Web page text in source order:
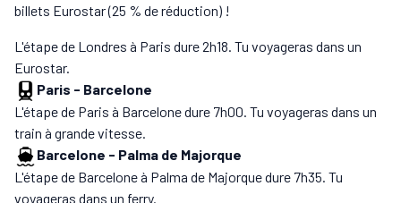
billets Eurostar (25 % de réduction) !
L'étape de Londres à Paris dure 2h18. Tu voyageras dans un
Eurostar.
Paris - Barcelone
L'étape de Paris à Barcelone dure 7h00. Tu voyageras dans un
train à grande vitesse.
Barcelone - Palma de Majorque
L'étape de Barcelone à Palma de Majorque dure 7h35. Tu
voyageras dans un ferry.